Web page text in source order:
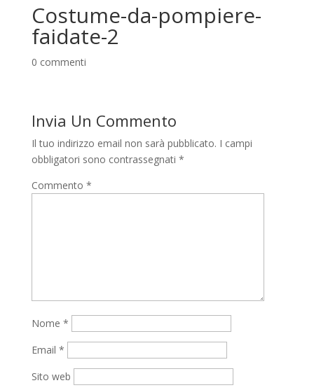
Costume-da-pompiere-
faidate-2
0 commenti
Invia Un Commento
Il tuo indirizzo email non sarà pubblicato. I campi
obbligatori sono contrassegnati *
Commento *
Nome *
Email *
Sito web